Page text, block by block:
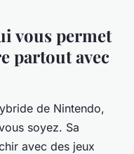
vous permet
partout avec
de Nintendo,
soyez. Sa
avec des jeux